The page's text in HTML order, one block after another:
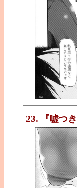
23. 『嘘つ